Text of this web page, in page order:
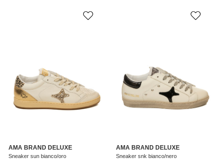
AMA BRAND DELUXE
Sneaker sun bianco/oro
AMA BRAND DELUXE
Sneaker snk bianco/nero